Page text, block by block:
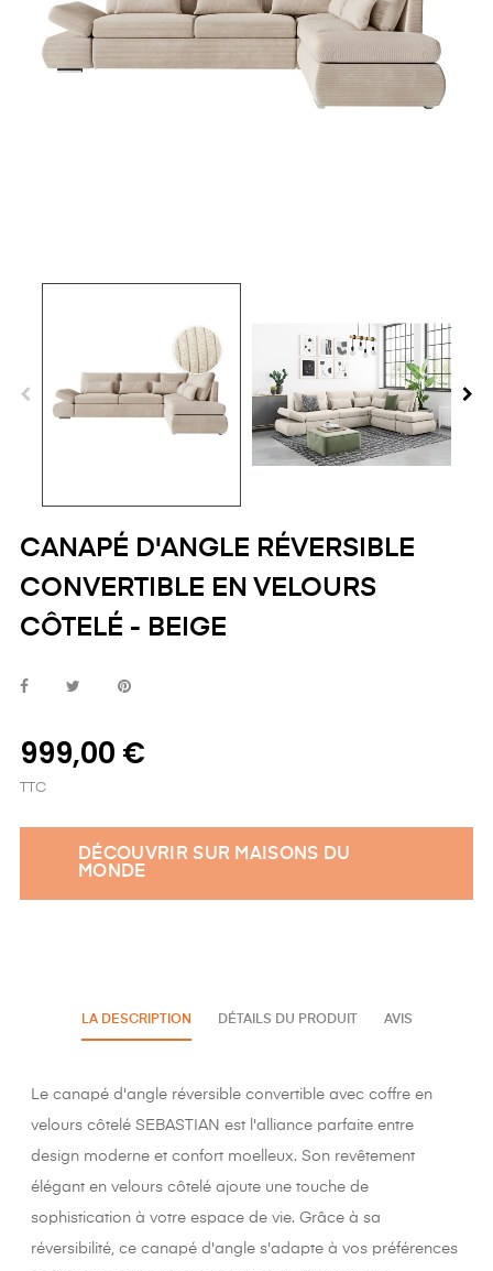
CANAPÉ D'ANGLE RÉVERSIBLE
CONVERTIBLE EN VELOURS
CÔTELÉ - BEIGE
999,00 €
TTC
DÉCOUVRIR SUR MAISONS DU
MONDE
LA DESCRIPTION DÉTAILS DU PRODUIT AVIS
Le canapé d'angle réversible convertible avec coffre en
velours côtelé SEBASTIAN est l'alliance parfaite entre
design moderne et confort moelleux. Son revêtement
élégant en velours côtelé ajoute une touche de
sophistication à votre espace de vie. Grâce à sa
réversibilité, ce canapé d'angle s'adapte à vos préférences